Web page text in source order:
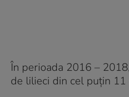
În perioada 2016 –
de lilieci din cel puțin